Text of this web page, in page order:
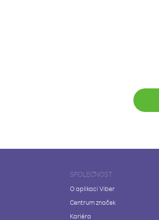
SPOLEČNOST
O aplikaci Viber
Centrum značek
Kariéra